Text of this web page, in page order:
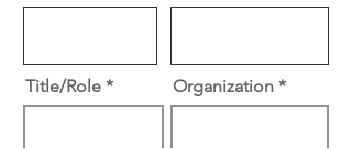
Title/Role Organization